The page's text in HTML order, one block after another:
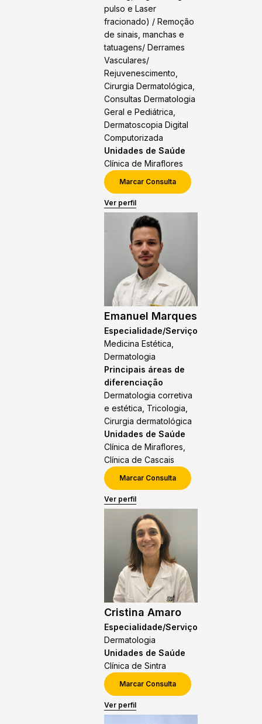
pulso e Laser
fracionado) / Remoção
de sinais, manchas e
tatuagens/ Derrames
Vasculares/
Rejuvenescimento,
Cirurgia Dermatológica,
Consultas Dermatologia
Geral e Pediátrica,
Dermatoscopia Digital
Computorizada
Unidades de Saúde
Clínica de Miraflores
Marcar Consulta
Ver perfil
Emanuel Marques
Especialidade/Serviço
Medicina Estética,
Dermatologia
Principais áreas de
diferenciação
Dermatologia corretiva
e estética, Tricologia,
Cirurgia dermatológica
Unidades de Saúde
Clínica de Miraflores,
Clínica de Cascais
Marcar Consulta
Ver perfil
Cristina Amaro
Especialidade/Serviço
Dermatologia
Unidades de Saúde
Clínica de Sintra
Marcar Consulta
Ver perfil